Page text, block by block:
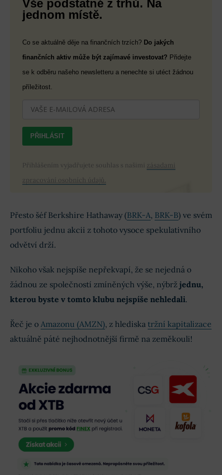
Vše podstatné z trhů. Na
jednom místě.
Co se aktuálně děje na finančních trzích? Do jakých
finančních aktiv může být zajímavé investovat? Přidejte
se k odběru našeho newsletteru a nenechte si utéct žádnou
příležitost.
PŘIHLÁSIT
Přihlášením vyjadřujete souhlas s našimi zásadami
zpracování osobních údajů.
Přesto šéf Berkshire Hathaway (BRK-A, BRK-B) ve svém
portfoliu jednu akcii z tohoto vysoce spekulativního
odvětví drží.
Nikoho však nejspíše nepřekvapí, že se nejedná o
žádnou ze společností zmíněných výše, nýbrž jednu,
kterou byste v tomto klubu nejspíše nehledali.
Řeč je o Amazonu (AMZN), z hlediska tržní kapitalizace
aktuálně páté nejhodnotnější firmě na zeměkouli!